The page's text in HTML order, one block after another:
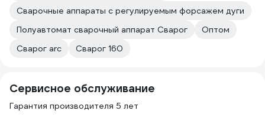
Сварочные аппараты с регулируемым форсажем дуги
Полуавтомат сварочный аппарат Сварог
Оптом
Сварог arc
Сварог 160
Сервисное обслуживание
Гарантия производителя 5 лет